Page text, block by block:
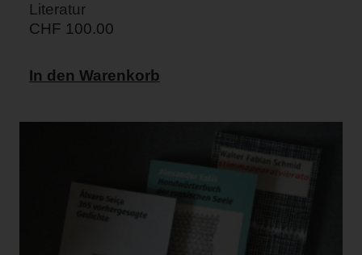
Literatur
CHF 100.00
In den Warenkorb